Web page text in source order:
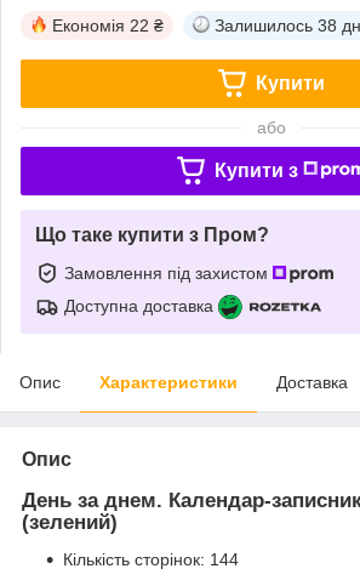
Економія 22 ₴ Залишилось 38
Купити
або
Купити з
Що таке купити з Пром?
Замовлення під захистом
Доступна доставка
Опис Характеристики Доставка
Опис
День за днем. Календар-
(зелений)
Кількість сторінок: 144